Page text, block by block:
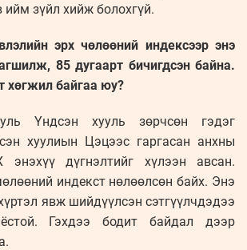
зүйл хийж болохгүй.
эрх чөлөөний индексээр энэ
85 дугаарт бичигдсэн байна.
хөгжил байгаа юу?
Үндсэн хууль зөрчсөн гэдэг
хуулиын Цэцээс гаргасан анхны
энэхүү дүгнэлтийг хүлээн авсан.
индекст нөлөөлсөн байх. Энэ
явж шийдүүлсэн сэтгүүлчдэдээ
Гэхдээ бодит байдал дээр